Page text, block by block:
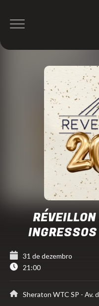
Réveillon
https://
31 de dezembro
21:00
Sheraton WTC SP - Av.